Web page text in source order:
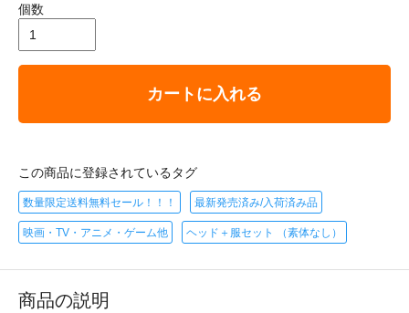
個数
カートに入れる
この商品に登録されているタグ
数量限定送料無料セール！！！ 最新発売済み/入荷済み品
映画・TV・アニメ・ゲーム他 ヘッド＋服セット （素体なし）
商品の説明